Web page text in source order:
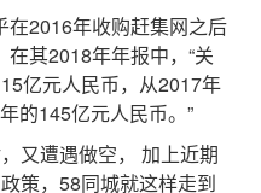
2016年收购赶集网之后
其2018年年报中，“关
亿元人民币，从2017年
的145亿元人民币。”
遭遇做空， 加上近期
策，58同城就这样走到